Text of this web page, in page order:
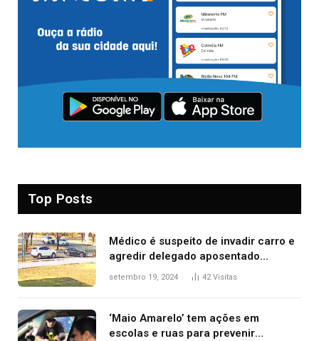
Top Posts
Médico é suspeito de invadir carro e
agredir delegado aposentado
durante confusão no trânsito
setembro 19, 2024 42Visitas
‘Maio Amarelo’ tem ações em
escolas e ruas para prevenir